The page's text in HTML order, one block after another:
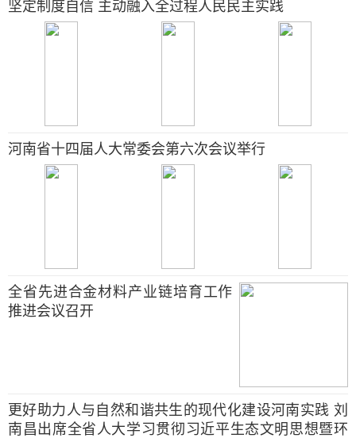
坚定制度自信 主动融入全过程人民民主实践
河南省十四届人大常委会第六次会议举行
全省先进合金材料产业链培育工作
推进会议召开
更好助力人与自然和谐共生的现代化建设河南实践 刘
南昌出席全省人大学习贯彻习近平生态文明思想暨环